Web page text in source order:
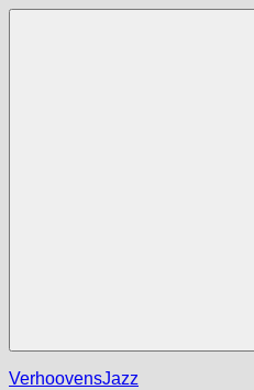
Zum
VerhoovensJazz